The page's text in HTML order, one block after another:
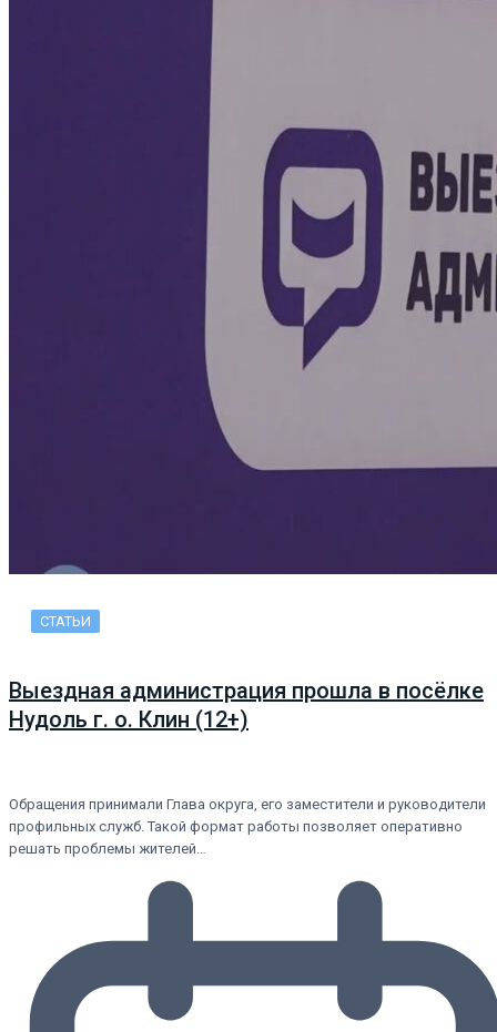
СТАТЬИ
Выездная администрация прошла в посёлке
Нудоль г. о. Клин (12+)
Обращения принимали Глава округа, его заместители и руководители
профильных служб. Такой формат работы позволяет оперативно
решать проблемы жителей…